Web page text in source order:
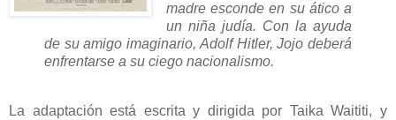
madre esconde en su ático a
un niña judía. Con la ayuda
de su amigo imaginario, Adolf Hitler, Jojo deberá
enfrentarse a su ciego nacionalismo.
La adaptación está escrita y dirigida por Taika Waititi, y